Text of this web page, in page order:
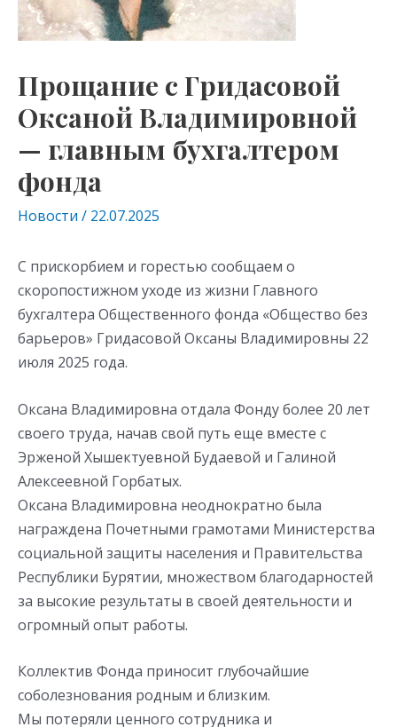
Прощание с Гридасовой
Оксаной Владимировной
— главным бухгалтером
фонда
Новости / 22.07.2025
С прискорбием и горестью сообщаем о
скоропостижном уходе из жизни Главного
бухгалтера Общественного фонда «Общество без
барьеров» Гридасовой Оксаны Владимировны 22
июля 2025 года.
Оксана Владимировна отдала Фонду более 20 лет
своего труда, начав свой путь еще вместе с
Эрженой Хышектуевной Будаевой и Галиной
Алексеевной Горбатых.
Оксана Владимировна неоднократно была
награждена Почетными грамотами Министерства
социальной защиты населения и Правительства
Республики Бурятии, множеством благодарностей
за высокие результаты в своей деятельности и
огромный опыт работы.
Коллектив Фонда приносит глубочайшие
соболезнования родным и близким.
Мы потеряли ценного сотрудника и